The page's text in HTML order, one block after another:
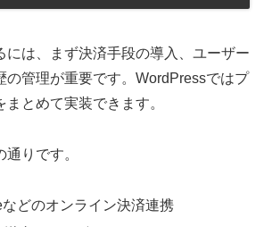
には、まず決済手段の導入、ユーザー
の管理が重要です。WordPressではプ
とめて実装できます。
りです。
どのオンライン決済連携